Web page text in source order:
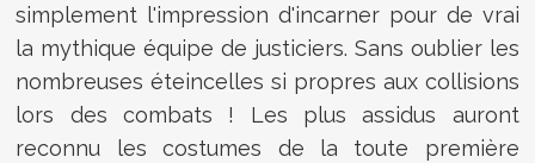
simplement l'impression d'incarner pour de vrai
la mythique équipe de justiciers. Sans oublier les
nombreuses éteincelles si propres aux collisions
lors des combats ! Les plus assidus auront
reconnu les costumes de la toute première